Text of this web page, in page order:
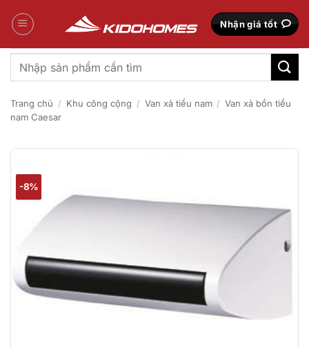
qua
Nhận giá tốt
Tìm
kiếm:
Trang chủ / Khu công cộng / Van xả tiểu nam / Van xả bồn tiểu
nam Caesar
-8%